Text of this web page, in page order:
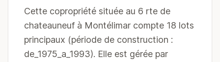
Cette copropriété située au 6 rte de
chateauneuf à Montélimar compte 18 lots
principaux (période de construction :
de_1975_a_1993). Elle est gérée par